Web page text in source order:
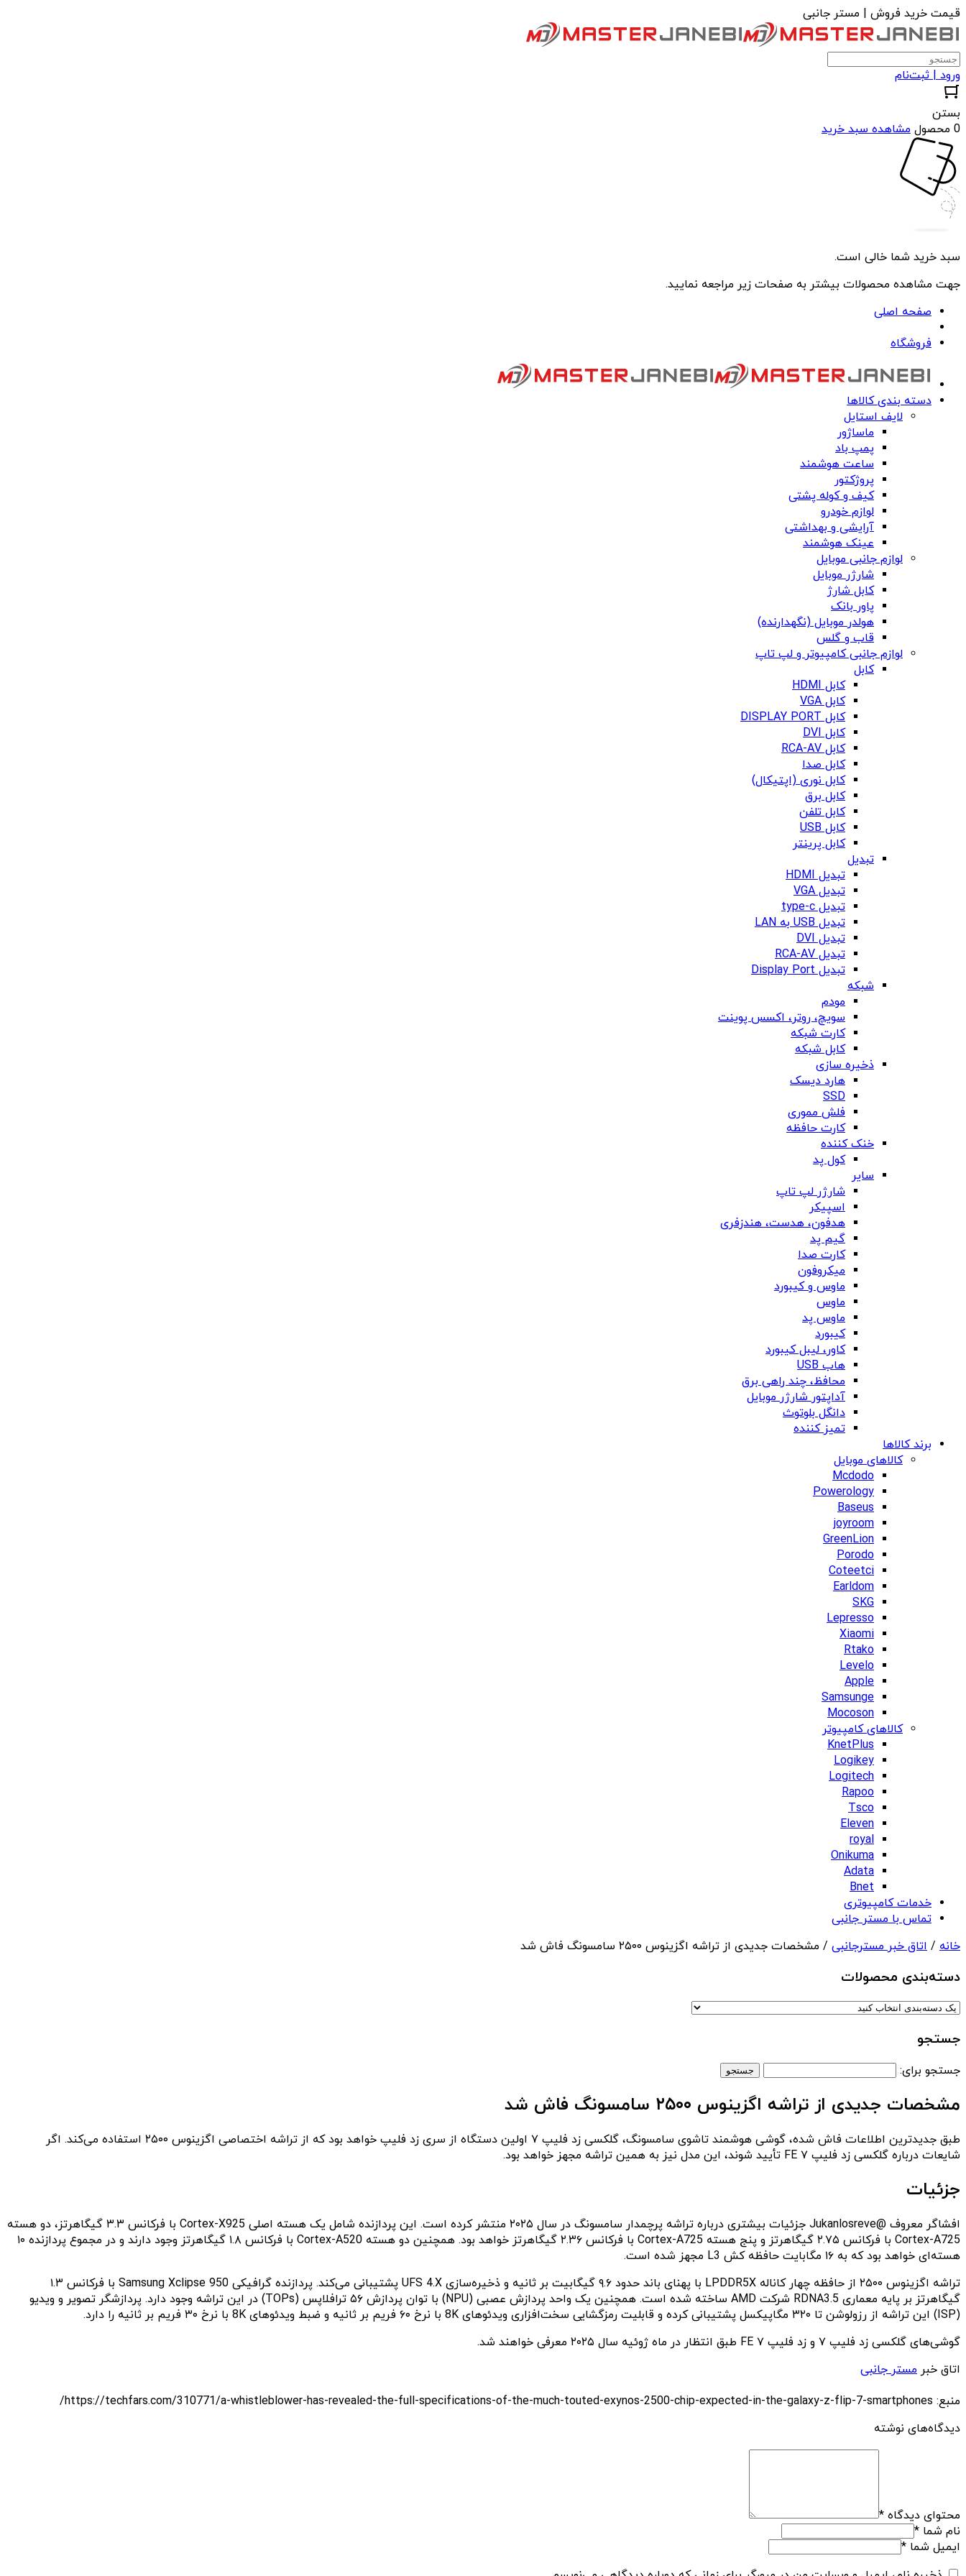
قیمت خرید فروش | مستر جانبی
ورود | ثبت‌نام
بستن
0 محصول
مشاهده سبد خرید
سبد خرید شما خالی است.
جهت مشاهده محصولات بیشتر به صفحات زیر مراجعه نمایید.
صفحه اصلی
فروشگاه
دسته بندی کالاها
لایف استایل
ماساژور
پمپ باد
ساعت هوشمند
پروژکتور
کیف و کوله پشتی
لوازم خودرو
آرایشی و بهداشتی
عینک هوشمند
لوازم جانبی موبایل
شارژر موبایل
کابل شارژ
پاور بانک
هولدر موبایل (نگهدارنده)
قاب و گلس
لوازم جانبی کامپیوتر و لپ تاپ
کابل
کابل HDMI
کابل VGA
کابل DISPLAY PORT
کابل DVI
کابل RCA-AV
کابل صدا
کابل نوری (اپتیکال)
کابل برق
کابل تلفن
کابل USB
کابل پرینتر
تبدیل
تبدیل HDMI
تبدیل VGA
تبدیل type-c
تبدیل USB به LAN
تبدیل DVI
تبدیل RCA-AV
تبدیل Display Port
شبکه
مودم
سویچ، روتر، اکسس پوینت
کارت شبکه
کابل شبکه
ذخیره سازی
هارد دیسک
SSD
فلش مموری
کارت حافظه
خنک کننده
کول پد
سایر
شارژر لپ تاپ
اسپیکر
هدفون، هدست، هندزفری
گیم پد
کارت صدا
میکروفون
ماوس و کیبورد
ماوس
ماوس پد
کیبورد
کاور، لیبل کیبورد
هاب USB
محافظ، چند راهی برق
آداپتور شارژر موبایل
دانگل بلوتوث
تمیز کننده
برند کالاها
کالاهای موبایل
Mcdodo
Powerology
Baseus
joyroom
GreenLion
Porodo
Coteetci
Earldom
SKG
Lepresso
Xiaomi
Rtako
Levelo
Apple
Samsunge
Mocoson
کالاهای کامپیوتر
KnetPlus
Logikey
Logitech
Rapoo
Tsco
Eleven
royal
Onikuma
Adata
Bnet
خدمات کامپیوتری
تماس با مستر جانبی
خانه / اتاق خبر مسترجانبی / مشخصات جدیدی از تراشه اگزینوس ۲۵۰۰ سامسونگ فاش شد
دسته‌بندی‌ محصولات
جستجو
جستجو برای:
مشخصات جدیدی از تراشه اگزینوس ۲۵۰۰ سامسونگ فاش شد
طبق جدیدترین اطلاعات فاش شده، گوشی هوشمند تاشوی سامسونگ، گلکسی زد فلیپ ۷ اولین دستگاه از سری زد فلیپ خواهد بود که از تراشه اختصاصی اگزینوس ۲۵۰۰ استفاده می‌کند. اگر
شایعات درباره گلکسی زد فلیپ ۷ FE تأیید شوند، این مدل نیز به همین تراشه مجهز خواهد بود.
جزئیات
افشاگر معروف @Jukanlosreve جزئیات بیشتری درباره تراشه پرچمدار سامسونگ در سال ۲۰۲۵ منتشر کرده است. این پردازنده شامل یک هسته اصلی Cortex-X925 با فرکانس ۳.۳ گیگاهرتز، دو هسته
Cortex-A725 با فرکانس ۲.۷۵ گیگاهرتز و پنج هسته Cortex-A725 با فرکانس ۲.۳۶ گیگاهرتز خواهد بود. همچنین دو هسته Cortex-A520 با فرکانس ۱.۸ گیگاهرتز وجود دارند و در مجموع پردازنده ۱۰
هسته‌ای خواهد بود که به ۱۶ مگابایت حافظه کش L3 مجهز شده است.
تراشه اگزینوس ۲۵۰۰ از حافظه چهار کاناله LPDDR5X با پهنای باند حدود ۹.۶ گیگابیت بر ثانیه و ذخیره‌سازی UFS 4.X پشتیبانی می‌کند. پردازنده گرافیکی Samsung Xclipse 950 با فرکانس ۱.۳
گیگاهرتز بر پایه معماری RDNA3.5 شرکت AMD ساخته شده است. همچنین یک واحد پردازش عصبی (NPU) با توان پردازش ۵۶ ترافلاپس (TOPs) در این تراشه وجود دارد. پردازشگر تصویر و ویدیو
(ISP) این تراشه از رزولوشن تا ۳۲۰ مگاپیکسل پشتیبانی کرده و قابلیت رمزگشایی سخت‌افزاری ویدئوهای 8K با نرخ ۶۰ فریم بر ثانیه و ضبط ویدئوهای 8K با نرخ ۳۰ فریم بر ثانیه را دارد.
گوشی‌های گلکسی زد فلیپ ۷ و زد فلیپ ۷ FE طبق انتظار در ماه ژوئیه سال ۲۰۲۵ معرفی خواهند شد.
اتاق خبر مستر جانبی
منبع: https://techfars.com/310771/a-whistleblower-has-revealed-the-full-specifications-of-the-much-touted-exynos-2500-chip-expected-in-the-galaxy-z-flip-7-smartphones/
دیدگاه‌های نوشته
محتوای دیدگاه *
نام شما *
ایمیل شما *